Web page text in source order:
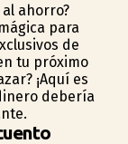
ahorro?
para
de
tu próximo
¡Aquí es
debería